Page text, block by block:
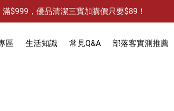
$999，優品清潔三寶加購價只要$89！
潔好幫手-任3件贈保濕抗菌洗手乳
區 生活知識 常見Q&A 部落客實測推薦